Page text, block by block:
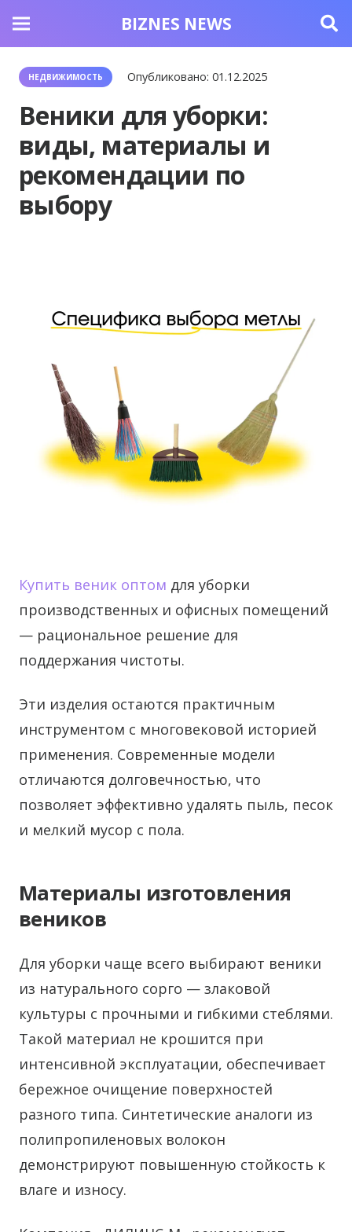
BIZNES NEWS
НЕДВИЖИМОСТЬ Опубликовано:01.12.2025
Веники для уборки:
виды, материалы и
рекомендации по
выбору
Купить веник оптом для уборки
производственных и офисных помещений
— рациональное решение для
поддержания чистоты.
Эти изделия остаются практичным
инструментом с многовековой историей
применения. Современные модели
отличаются долговечностью, что
позволяет эффективно удалять пыль, песок
и мелкий мусор с пола.
Материалы изготовления
веников
Для уборки чаще всего выбирают веники
из натурального сорго — злаковой
культуры с прочными и гибкими стеблями.
Такой материал не крошится при
интенсивной эксплуатации, обеспечивает
бережное очищение поверхностей
разного типа. Синтетические аналоги из
полипропиленовых волокон
демонстрируют повышенную стойкость к
влаге и износу.